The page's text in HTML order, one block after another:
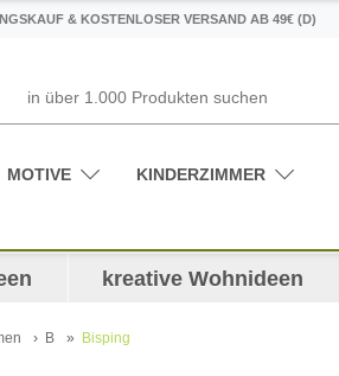
& KOSTENLOSER VERSAND AB 49€ (D)
MOTIVE KINDERZIMMER
kreative Wohnideen
B Bisping